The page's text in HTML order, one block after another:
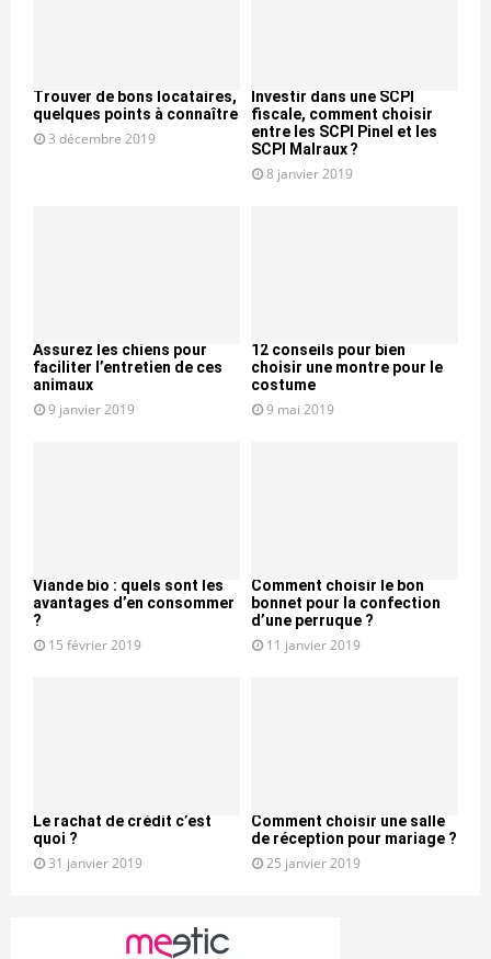
Trouver de bons locataires,
quelques points à connaître
3 décembre 2019
Investir dans une SCPI
fiscale, comment choisir
entre les SCPI Pinel et les
SCPI Malraux ?
8 janvier 2019
Assurez les chiens pour
faciliter l’entretien de ces
animaux
9 janvier 2019
12 conseils pour bien
choisir une montre pour le
costume
9 mai 2019
Viande bio : quels sont les
avantages d’en consommer
?
15 février 2019
Comment choisir le bon
bonnet pour la confection
d’une perruque ?
11 janvier 2019
Le rachat de crédit c’est
quoi ?
31 janvier 2019
Comment choisir une salle
de réception pour mariage ?
25 janvier 2019